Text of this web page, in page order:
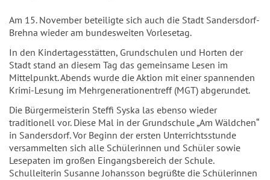
Am 15. November beteiligte sich auch die Stadt Sandersdorf-
Brehna wieder am bundesweiten Vorlesetag.
In den Kindertagesstätten, Grundschulen und Horten der
Stadt stand an diesem Tag das gemeinsame Lesen im
Mittelpunkt. Abends wurde die Aktion mit einer spannenden
Krimi-Lesung im Mehrgenerationentreff (MGT) abgerundet.
Die Bürgermeisterin Steffi Syska las ebenso wieder
traditionell vor. Diese Mal in der Grundschule „Am Wäldchen“
in Sandersdorf. Vor Beginn der ersten Unterrichtsstunde
versammelten sich alle Schülerinnen und Schüler sowie
Lesepaten im großen Eingangsbereich der Schule.
Schulleiterin Susanne Johansson begrüßte die Schülerinnen